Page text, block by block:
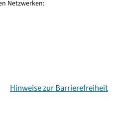
Netzwerken:
Hinweise zur Barrierefreiheit